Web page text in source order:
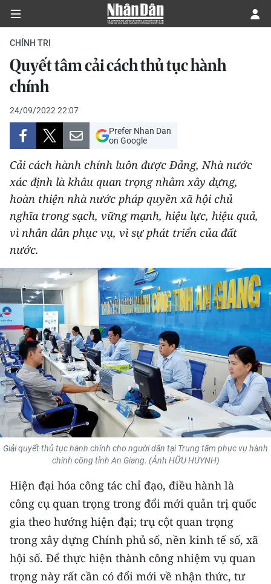
CHÍNH TRỊ
KINH TẾ
VĂN HÓA
XÃ HỘI
PHÁP LUẬT
DU LỊCH
THẾ GIỚI
THỂ THAO
GIÁO DỤC
Y TẾ
KHOA HỌC - CÔNG NGHỆ
MÔI TRƯỜNG
BẠN ĐỌC
KIỂM CHỨNG THÔNG TIN
TRI THỨC CHUYÊN SÂU
54 DÂN TỘC VIỆT NAM
CHƯƠNG TRÌNH OCOP - MỖI XÃ
MỘT SẢN PHẨM
CHÍNH TRỊ
Quyết tâm cải cách thủ tục hành
chính
24/09/2022 22:07
Prefer Nhan Dan
on Google
Cải cách hành chính luôn được Đảng, Nhà nước
xác định là khâu quan trọng nhằm xây dựng,
hoàn thiện nhà nước pháp quyền xã hội chủ
nghĩa trong sạch, vững mạnh, hiệu lực, hiệu quả,
vì nhân dân phục vụ, vì sự phát triển của đất
nước.
Giải quyết thủ tục hành chính cho người dân tại Trung tâm phục vụ hành
chính công tỉnh An Giang. (Ảnh HỮU HUYNH)
Hiện đại hóa công tác chỉ đạo, điều hành là
công cụ quan trọng trong đổi mới quản trị quốc
gia theo hướng hiện đại; trụ cột quan trọng
trong xây dựng Chính phủ số, nền kinh tế số, xã
hội số. Để thực hiện thành công nhiệm vụ quan
trọng này rất cần có đổi mới về nhận thức, tư